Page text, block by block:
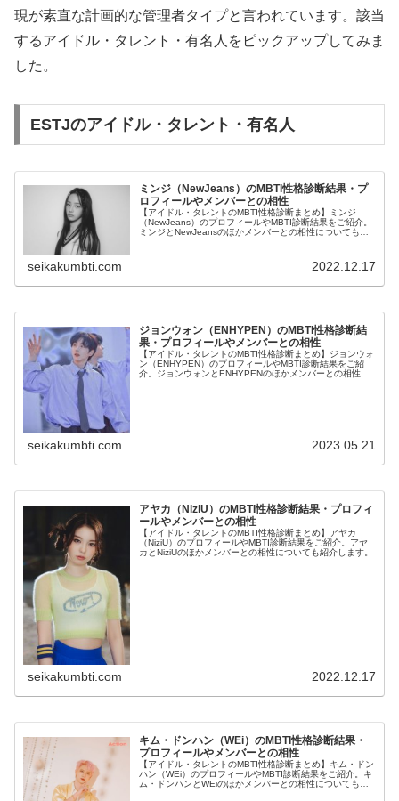
現が素直な計画的な管理者タイプと言われています。該当
するアイドル・タレント・有名人をピックアップしてみま
した。
ESTJのアイドル・タレント・有名人
ミンジ（NewJeans）のMBTI性格診断結果・プ
ロフィールやメンバーとの相性
【アイドル・タレントのMBTI性格診断まとめ】ミンジ
（NewJeans）のプロフィールやMBTI診断結果をご紹介。
ミンジとNewJeansのほかメンバーとの相性についても紹
seikakumbti.com 2022.12.17
ジョンウォン（ENHYPEN）のMBTI性格診断結
果・プロフィールやメンバーとの相性
【アイドル・タレントのMBTI性格診断まとめ】ジョンウォ
ン（ENHYPEN）のプロフィールやMBTI診断結果をご紹
介。ジョンウォンとENHYPENのほかメンバーとの相性に
seikakumbti.com 2023.05.21
アヤカ（NiziU）のMBTI性格診断結果・プロフィ
ールやメンバーとの相性
【アイドル・タレントのMBTI性格診断まとめ】アヤカ
（NiziU）のプロフィールやMBTI診断結果をご紹介。アヤ
カとNiziUのほかメンバーとの相性についても紹介します。
seikakumbti.com 2022.12.17
キム・ドンハン（WEi）のMBTI性格診断結果・
プロフィールやメンバーとの相性
【アイドル・タレントのMBTI性格診断まとめ】キム・ドン
ハン（WEi）のプロフィールやMBTI診断結果をご紹介。キ
ム・ドンハンとWEiのほかメンバーとの相性についても紹